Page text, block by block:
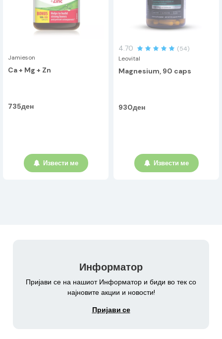
Jamieson
Ca + Mg + Zn
735ден
Извести ме
4.70
(54)
Leovital
Magnesium, 90 caps
930ден
Извести ме
Информатор
Пријави се на нашиот Информатор и биди во тек со
најновите акции и новости!
Пријави се